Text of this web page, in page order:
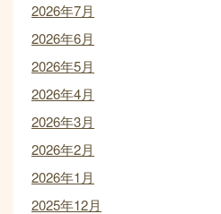
2026年7月
2026年6月
2026年5月
2026年4月
2026年3月
2026年2月
2026年1月
2025年12月